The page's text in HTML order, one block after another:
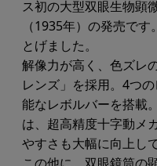
ス初の大型双眼生物顕
（1935年）の発売で
とげました。
解像力が高く、色ズレ
レンズ」を採用。4つ
能なレボルバーを搭載
は、超高精度十字動メ
やすさも大幅に向上し